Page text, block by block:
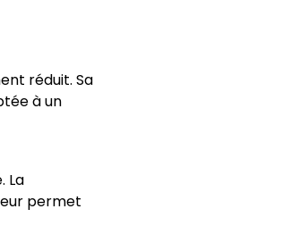
réduit. Sa
à un
La
permet